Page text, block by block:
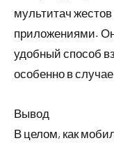
мультитач
приложениями.
удобный способ
особенно в
Вывод
В целом, как